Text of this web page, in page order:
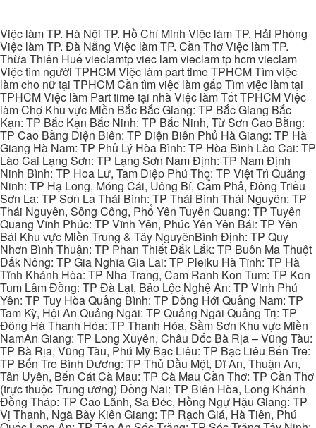
Việc làm TP. Hà Nội TP. Hồ Chí Minh Việc làm TP. Hải Phòng
Việc làm TP. Đà Nẵng Việc làm TP. Cần Thơ Việc làm TP.
Thừa Thiên Huế vieclamtp viec lam vieclam tp hcm vieclam
Việc tìm người TPHCM Việc làm part time TPHCM Tìm việc
làm cho nữ tại TPHCM Cần tìm việc làm gấp Tìm việc làm tại
TPHCM Việc làm Part time tại nhà Việc làm Tốt TPHCM Việc
làm Chợ Khu vực Miền Bắc Bắc Giang: TP Bắc Giang Bắc
Kạn: TP Bắc Kạn Bắc Ninh: TP Bắc Ninh, Từ Sơn Cao Bằng:
TP Cao Bằng Điện Biên: TP Điện Biên Phủ Hà Giang: TP Hà
Giang Hà Nam: TP Phủ Lý Hòa Bình: TP Hòa Bình Lào Cai: TP
Lào Cai Lạng Sơn: TP Lạng Sơn Nam Định: TP Nam Định
Ninh Bình: TP Hoa Lư, Tam Điệp Phú Thọ: TP Việt Trì Quảng
Ninh: TP Hạ Long, Móng Cái, Uông Bí, Cẩm Phả, Đông Triều
Sơn La: TP Sơn La Thái Bình: TP Thái Bình Thái Nguyên: TP
Thái Nguyên, Sông Công, Phổ Yên Tuyên Quang: TP Tuyên
Quang Vĩnh Phúc: TP Vĩnh Yên, Phúc Yên Yên Bái: TP Yên
Bái Khu vực Miền Trung & Tây NguyênBình Định: TP Quy
Nhơn Bình Thuận: TP Phan Thiết Đắk Lắk: TP Buôn Ma Thuột
Đắk Nông: TP Gia Nghĩa Gia Lai: TP Pleiku Hà Tĩnh: TP Hà
Tĩnh Khánh Hòa: TP Nha Trang, Cam Ranh Kon Tum: TP Kon
Tum Lâm Đồng: TP Đà Lạt, Bảo Lộc Nghệ An: TP Vinh Phú
Yên: TP Tuy Hòa Quảng Bình: TP Đồng Hới Quảng Nam: TP
Tam Kỳ, Hội An Quảng Ngãi: TP Quảng Ngãi Quảng Trị: TP
Đông Hà Thanh Hóa: TP Thanh Hóa, Sầm Sơn Khu vực Miền
NamAn Giang: TP Long Xuyên, Châu Đốc Bà Rịa – Vũng Tàu:
TP Bà Rịa, Vũng Tàu, Phú Mỹ Bạc Liêu: TP Bạc Liêu Bến Tre:
TP Bến Tre Bình Dương: TP Thủ Dầu Một, Dĩ An, Thuận An,
Tân Uyên, Bến Cát Cà Mau: TP Cà Mau Cần Thơ: TP Cần Thơ
(trực thuộc Trung ương) Đồng Nai: TP Biên Hòa, Long Khánh
Đồng Tháp: TP Cao Lãnh, Sa Đéc, Hồng Ngự Hậu Giang: TP
Vị Thanh, Ngã Bảy Kiên Giang: TP Rạch Giá, Hà Tiên, Phú